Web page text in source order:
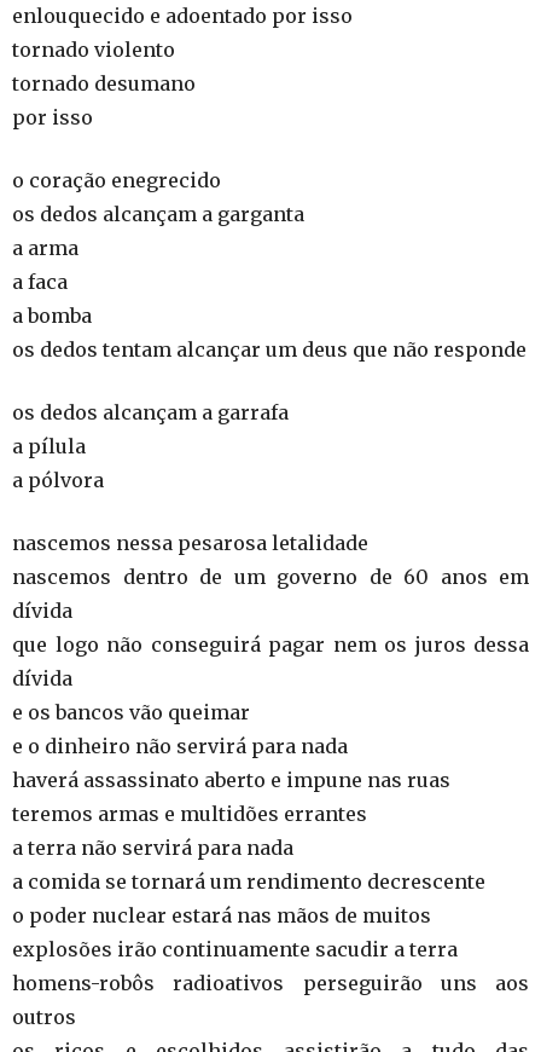
enlouquecido e adoentado por isso
tornado violento
tornado desumano
por isso
o coração enegrecido
os dedos alcançam a garganta
a arma
a faca
a bomba
os dedos tentam alcançar um deus que não responde
os dedos alcançam a garrafa
a pílula
a pólvora
nascemos nessa pesarosa letalidade
nascemos dentro de um governo de 60 anos em
dívida
que logo não conseguirá pagar nem os juros dessa
dívida
e os bancos vão queimar
e o dinheiro não servirá para nada
haverá assassinato aberto e impune nas ruas
teremos armas e multidões errantes
a terra não servirá para nada
a comida se tornará um rendimento decrescente
o poder nuclear estará nas mãos de muitos
explosões irão continuamente sacudir a terra
homens-robôs radioativos perseguirão uns aos
outros